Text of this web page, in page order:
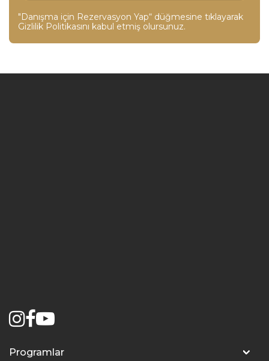
"Danışma için Rezervasyon Yap“ düğmesine tıklayarak
Gizlilik Politikasını kabul etmiş olursunuz.
Programlar